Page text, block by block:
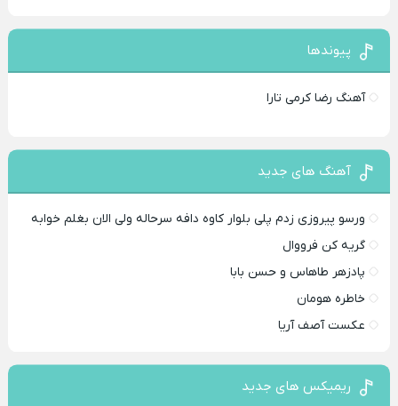
پیوندها
آهنگ رضا کرمی تارا
آهنگ های جدید
ورسو پیروزی زدم پلی بلوار کاوه دافه سرحاله ولی الان بغلم خوابه ‌
گریه کن فرووال
پادزهر طاهاس و حسن بابا
خاطره هومان
عکست آصف آریا
ریمیکس های جدید